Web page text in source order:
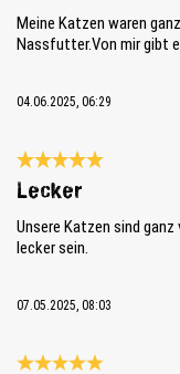
Meine Katzen waren
Nassfutter.Von mir gibt
04.06.2025, 06:29
Évaluation avec une note
Lecker
Unsere Katzen sind
lecker sein.
07.05.2025, 08:03